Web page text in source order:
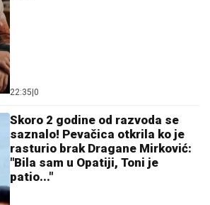
22:35|0
Skoro 2 godine od razvoda se
saznalo! Pevačica otkrila ko je
rasturio brak Dragane Mirković:
"Bila sam u Opatiji, Toni je
patio..."